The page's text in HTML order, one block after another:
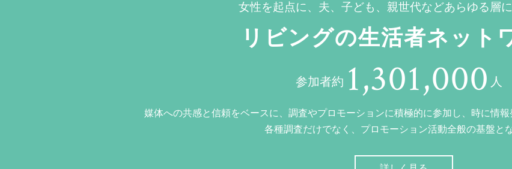
女性を起点に、夫、子ども、親世代などあらゆる層
リビングの生活者ネット
参加者約 1,301,000 人
媒体への共感と信頼をベースに、調査やプロモーションに積極的に参加し、時に情報
各種調査だけでなく、プロモーション活動全般の基盤と